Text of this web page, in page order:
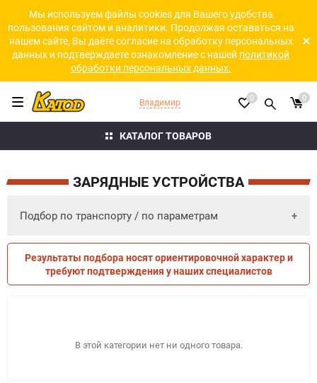
Мы используем файлы cookies для Вашего удобства
пользования сайтом и аналитики. Продолжая оставаться на
нашем сайте, Вы даёте согласие на обработку персональных
данных и подтверждаете ознакомление с нашей политикой
обработки персональных данных.
КАТАЛОГ ТОВАРОВ
Владимир 0 0
ЗАРЯДНЫЕ УСТРОЙСТВА
Подбор по транспорту / по параметрам
ПО ТРАНСПОРТУ ПО ПАРАМЕТРАМ
Результаты подбора носят ориентировочной характер и
требуют подтверждения у наших специалистов
В этой категории нет ни одного товара.